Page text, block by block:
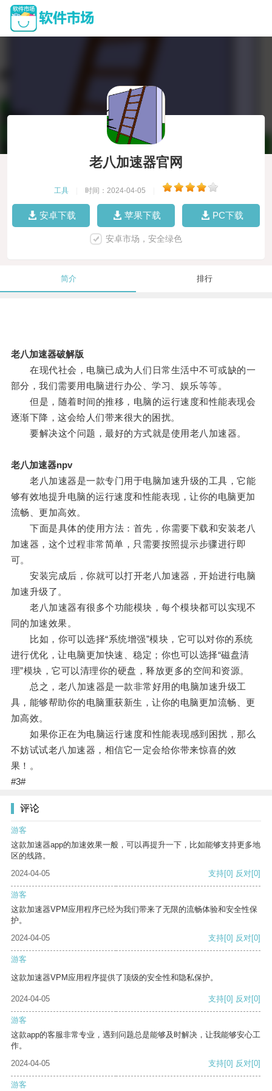
老八加速器官网
工具 时间：2024-04-05
安卓下载 苹果下载 PC下载
安卓市场，安全绿色
简介 排行
老八加速器破解版
在现代社会，电脑已成为人们日常生活中不可或缺的一
部分，我们需要用电脑进行办公、学习、娱乐等等。
但是，随着时间的推移，电脑的运行速度和性能表现会
逐渐下降，这会给人们带来很大的困扰。
要解决这个问题，最好的方式就是使用老八加速器。
老八加速器npv
老八加速器是一款专门用于电脑加速升级的工具，它能
够有效地提升电脑的运行速度和性能表现，让你的电脑更加
流畅、更加高效。
下面是具体的使用方法：首先，你需要下载和安装老八
加速器，这个过程非常简单，只需要按照提示步骤进行即
可。
安装完成后，你就可以打开老八加速器，开始进行电脑
加速升级了。
老八加速器有很多个功能模块，每个模块都可以实现不
同的加速效果。
比如，你可以选择“系统增强”模块，它可以对你的系统
进行优化，让电脑更加快速、稳定；你也可以选择“磁盘清
理”模块，它可以清理你的硬盘，释放更多的空间和资源。
总之，老八加速器是一款非常好用的电脑加速升级工
具，能够帮助你的电脑重获新生，让你的电脑更加流畅、更
加高效。
如果你正在为电脑运行速度和性能表现感到困扰，那么
不妨试试老八加速器，相信它一定会给你带来惊喜的效
果！。
#3#
评论
游客
这款加速器app的加速效果一般，可以再提升一下，比如能够支持更多地
区的线路。
2024-04-05
支持[0] 反对[0]
游客
这款加速器VPM应用程序已经为我们带来了无限的流畅体验和安全性保
护。
2024-04-05
支持[0] 反对[0]
游客
这款加速器VPM应用程序提供了顶级的安全性和隐私保护。
2024-04-05 支持[0] 反对[0]
游客
这款app的客服非常专业，遇到问题总是能够及时解决，让我能够安心工
作。
2024-04-05
支持[0] 反对[0]
游客